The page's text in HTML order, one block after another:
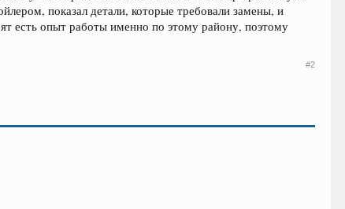
показал детали, которые требовали замены, и
есть опыт работы именно по этому району, поэтому
#2